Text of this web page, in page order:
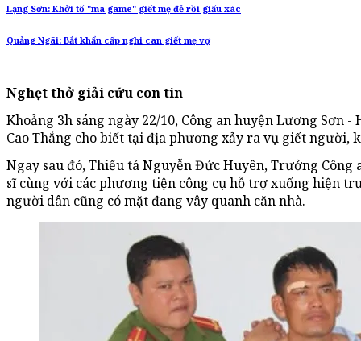
Lạng Sơn: Khởi tố "ma game" giết mẹ đẻ rồi giấu xác
Quảng Ngãi: Bắt khẩn cấp nghi can giết mẹ vợ
Nghẹt thở giải cứu con tin
Khoảng 3h sáng ngày 22/10, Công an huyện Lương Sơn
Cao Thắng cho biết tại địa phương xảy ra vụ giết người,
Ngay sau đó, Thiếu tá Nguyễn Đức Huyên, Trưởng Công
sĩ cùng với các phương tiện công cụ hỗ trợ xuống hiện
người dân cũng có mặt đang vây quanh căn nhà.